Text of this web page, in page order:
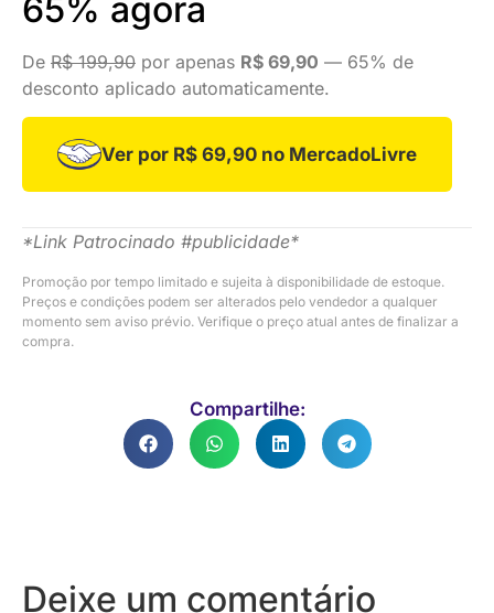
65% agora
De R$ 199,90 por apenas R$ 69,90 — 65% de
desconto aplicado automaticamente.
Ver por R$ 69,90 no MercadoLivre
*Link Patrocinado #publicidade*
Promoção por tempo limitado e sujeita à disponibilidade de estoque.
Preços e condições podem ser alterados pelo vendedor a qualquer
momento sem aviso prévio. Verifique o preço atual antes de finalizar a
compra.
Compartilhe:
Deixe um comentário